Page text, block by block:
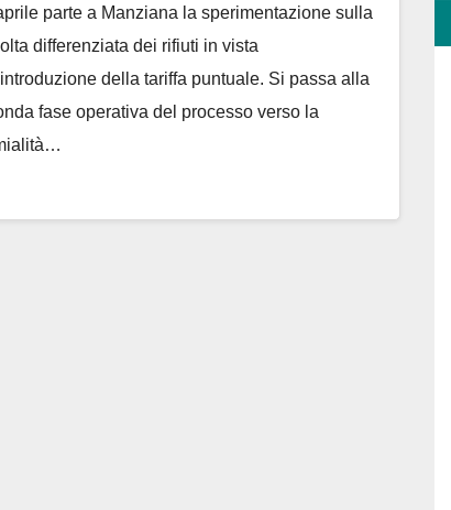
aprile parte a Manziana la sperimentazione sulla
differenziata dei rifiuti in vista
della tariffa puntuale. Si passa alla
fase operativa del processo verso la